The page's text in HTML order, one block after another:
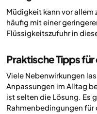
Müdigkeit kann vor allem
häufig mit einer
Flüssigkeitszufuhr in
Praktische Tipps für
Viele Nebenwirkungen
Anpassungen im Alltag
ist selten die Lösung. Es
Rahmenbedingungen für